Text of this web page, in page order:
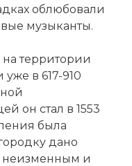
облюбовали
музыканты.
территории
в 617-910
он стал в 1553
была
дано
неизменным и